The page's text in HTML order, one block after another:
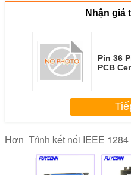
Nhận giá
Pin 36
PCB
Hơn Trình kết nối IEEE 1284